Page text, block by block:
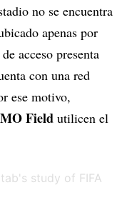
no se encuentra
apenas por
acceso presenta
con una red
ese motivo,
Field utilicen el